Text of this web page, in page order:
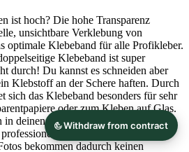
ist hoch? Die hohe Transparenz
unsichtbare Verklebung von
optimale Klebeband für alle Profikleber.
Klebeband ist super
durch! Du kannst es schneiden aber
Klebstoff an der Schere haften. Durch
sich das Klebeband besonders für sehr
oder zum Kleben auf Glas.
in deinen selbstgestalteten Einladungen
ein. Das Klebeband ist
bekommen dadurch keinen